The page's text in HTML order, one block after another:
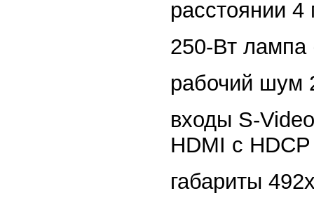
расстоянии 4
250-Вт лампа
рабочий шум
входы S-
HDMI с HDCP
габариты